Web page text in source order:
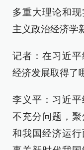
多重大理论和
主义政治经济学
记者：在习近
经济发展取得了
李义平：习近
不充分问题，
和我国经济运